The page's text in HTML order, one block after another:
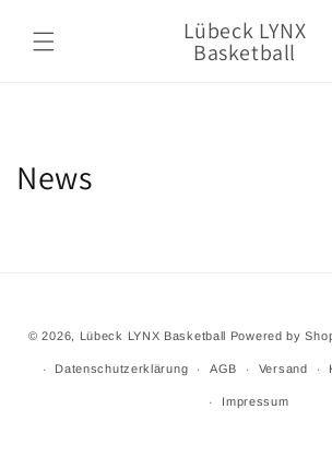
Inhalt
Lübeck LYNX
Basketball
News
© 2026, Lübeck LYNX Basketball Powered by
Datenschutzerklärung AGB Versand
Impressum